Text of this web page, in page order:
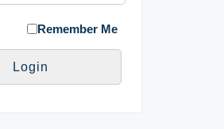
Remember Me